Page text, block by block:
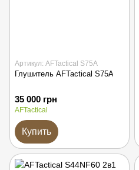
Артикул: AFTactical S75A
Глушитель AFTactical S75A
35 000 грн
AFTactical
Купить